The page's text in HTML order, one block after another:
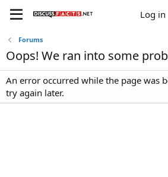
Log in
Forums
Oops! We ran into some
An error occurred while the page was
try again later.